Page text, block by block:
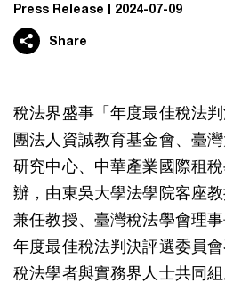
Press Release 2024-07-09
Share
稅法界盛事「年度最佳稅法
團法人資誠教育基金會、臺
研究中心、中華產業國際租
辦，由東吳大學法學院客座
兼任教授、臺灣稅法學會理
年度最佳稅法判決評選委員
稅法學者與實務界人士共同